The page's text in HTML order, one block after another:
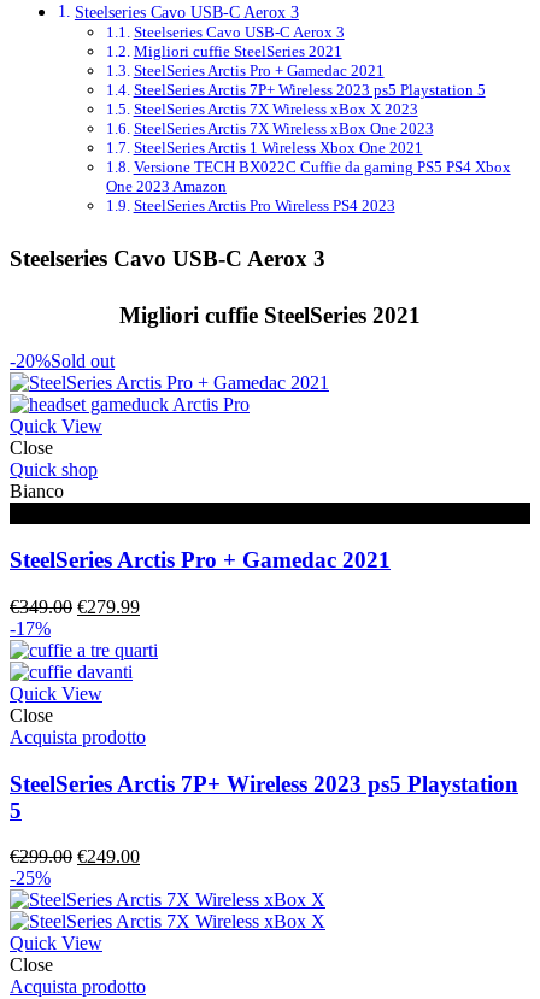
Steelseries Cavo USB-C Aerox 3
Steelseries Cavo USB-C Aerox 3
Migliori cuffie SteelSeries 2021
SteelSeries Arctis Pro + Gamedac 2021
SteelSeries Arctis 7P+ Wireless 2023 ps5 Playstation 5
SteelSeries Arctis 7X Wireless xBox X 2023
SteelSeries Arctis 7X Wireless xBox One 2023
SteelSeries Arctis 1 Wireless Xbox One 2021
Versione TECH BX022C Cuffie da gaming PS5 PS4 Xbox
One 2023 Amazon
SteelSeries Arctis Pro Wireless PS4 2023
Steelseries Cavo USB-C Aerox 3
Migliori cuffie SteelSeries 2021
-20%Sold out
Quick View
Close
Quick shop
Bianco
SteelSeries Arctis Pro + Gamedac 2021
€349.00 Il
originale
era:
€349.00.
€279.99Il
attuale
-17%
Quick View
Close
Acquista prodotto
SteelSeries Arctis 7P+ Wireless 2023 ps5 Playstation
5
€299.00 Il
originale
era:
€299.00.
€249.00Il
attuale
è:
-25%
Quick View
Close
Acquista prodotto